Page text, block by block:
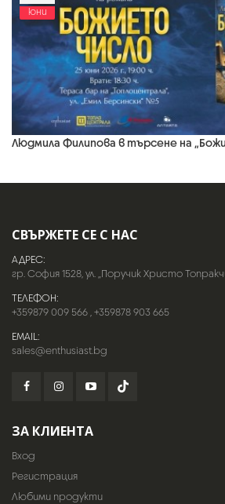
юни
Людмила Филипова в търсене на
СВЪРЖЕТЕ СЕ С НАС
АДРЕС:
гр. София 1528, ул. „Поручик Христо
ТЕЛЕФОН:
+359879 009 566,+359878 903 665
EMAIL:
sales@enthusiast.bg
ЗА КЛИЕНТА
Вход
Регистрация
Любими продукти